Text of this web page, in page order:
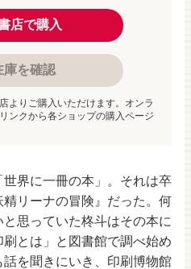
界に一冊の本」。それは卒
リーナの冒険』だった。何
思っていた柊斗はその本に
とは」と図書館で調べ始め
を聞きにいき、印刷博物館
店で購入
庫を確認
よりご購入いただけます。オンラ
ンクから各ショップの購入ページ